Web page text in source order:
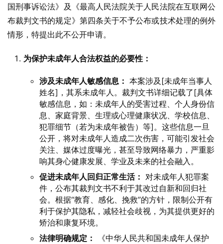
国刑事诉讼法》及《最高人民法院关于人民法院在互联网公
布裁判文书的规定》第四条关于不予公布或技术处理的例外
情形，特提出此不公开申请。
为保护未成年人合法权益的必要性：
涉及未成年人敏感信息： 本案涉及[未成年当事人
姓名]，其系未成年人。裁判文书详细记载了[具体
敏感信息，如：未成年人的受害过程、个人身份信
息、家庭背景、生理或心理健康状况、学校信息、
犯罪细节（若为未成年被告）等]。这些信息一旦
公开，将对未成年人造成二次伤害，可能引发社会
关注、媒体过度曝光，甚至导致网络暴力，严重影
响其身心健康发展、学业及未来的社会融入。
促进未成年人回归正常生活： 对未成年人犯罪案
件，公布其裁判文书不利于其改过自新和回归社
会。根据“教育、感化、挽救”的方针，限制公开有
利于保护其隐私，减轻社会歧视，为其提供更好的
矫治和康复环境。
法律明确规定：
《中华人民共和国未成年人保护